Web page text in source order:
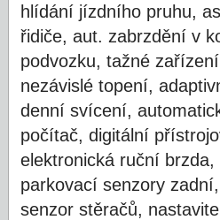
hlídání jízdního pruhu,
řidiče, aut. zabrzdění v
podvozku, tažné
nezávislé topení,
denní svícení,
počítač, digitální
elektronická ruční
parkovací senzory
senzor stěračů,